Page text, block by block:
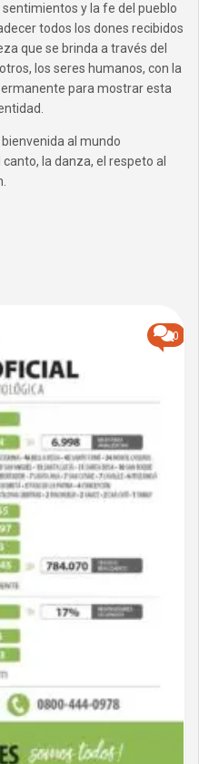
y la fe del pueblo
todos los dones recibidos
que se brinda a través del
los seres humanos, con la
para mostrar esta
al mundo
la danza, el respeto al
0